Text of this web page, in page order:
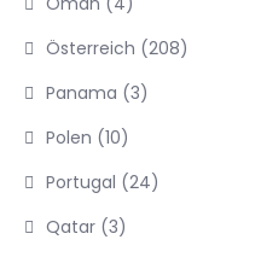
Österreich (208)
Panama (3)
Polen (10)
Portugal (24)
Qatar (3)